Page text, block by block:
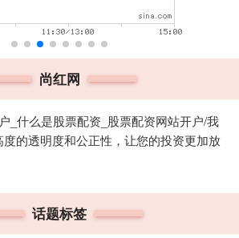
尚红网
_什么是股票配资_股票配资网站开户/我
的透明度和公正性，让您的投资更加放
话题标签